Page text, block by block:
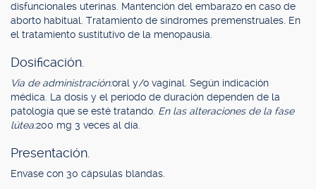
disfuncionales uterinas. Mantención del embarazo en caso de
aborto habitual. Tratamiento de síndromes premenstruales. En
el tratamiento sustitutivo de la menopausia.
Dosificación.
Vía de administración:oral y/o vaginal. Según indicación
médica. La dosis y el período de duración dependen de la
patología que se esté tratando. En las alteraciones de la fase
lútea:200 mg 3 veces al día.
Presentación.
Envase con 30 cápsulas blandas.